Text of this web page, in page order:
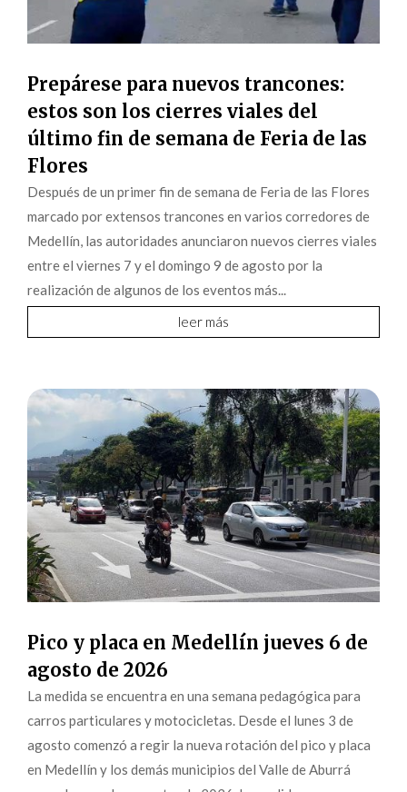
Prepárese para nuevos trancones:
estos son los cierres viales del
último fin de semana de Feria de las
Flores
Después de un primer fin de semana de Feria de las Flores
marcado por extensos trancones en varios corredores de
Medellín, las autoridades anunciaron nuevos cierres viales
entre el viernes 7 y el domingo 9 de agosto por la
realización de algunos de los eventos más...
leer más
Pico y placa en Medellín jueves 6 de
agosto de 2026
La medida se encuentra en una semana pedagógica para
carros particulares y motocicletas. Desde el lunes 3 de
agosto comenzó a regir la nueva rotación del pico y placa
en Medellín y los demás municipios del Valle de Aburrá